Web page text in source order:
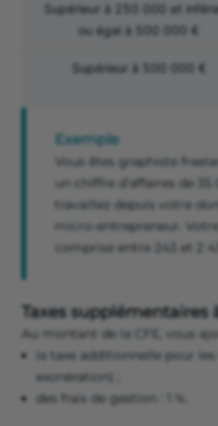
Supérieur à 250 000 et
ou égal à 500 000 €
Supérieur à 500 000 €
Exemple
Vous êtes graphiste
un chiffre d’affaires de
travaillez depuis votre
micro-entrepreneur.
comprise entre 243 et 2
Taxes supplémentaires
Au montant de la CFE, vous
la taxe additionnelle pour les
exonération) ;
des frais de gestion : 1 %.